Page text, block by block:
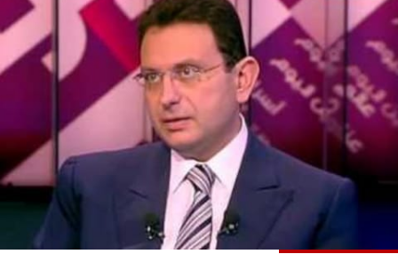
منوعات رياضة
كأس العالم
البرامج
جدول البرامج
شاهد البرامج
الترددات